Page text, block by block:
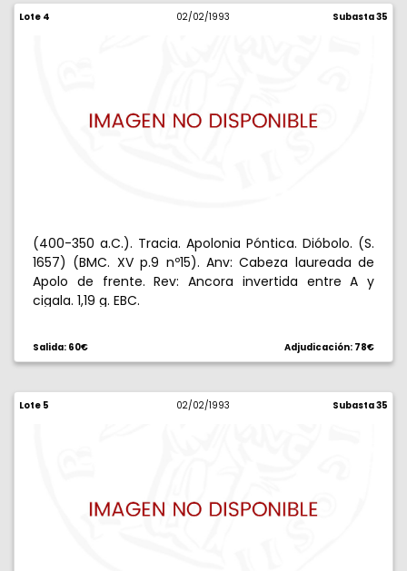
Lote 4 02/02/1993 Subasta 35
(400-350 a.C.). Tracia. Apolonia Póntica. Dióbolo. (S.
1657) (BMC. XV p.9 nº15). Anv: Cabeza laureada de
Apolo de frente. Rev: Ancora invertida entre A y
cigala. 1,19 g. EBC.
Salida: 60€ Adjudicación: 78€
Lote 5 02/02/1993 Subasta 35